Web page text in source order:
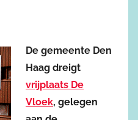
De gemeente Den
Haag dreigt
vrijplaats De
Vloek, gelegen